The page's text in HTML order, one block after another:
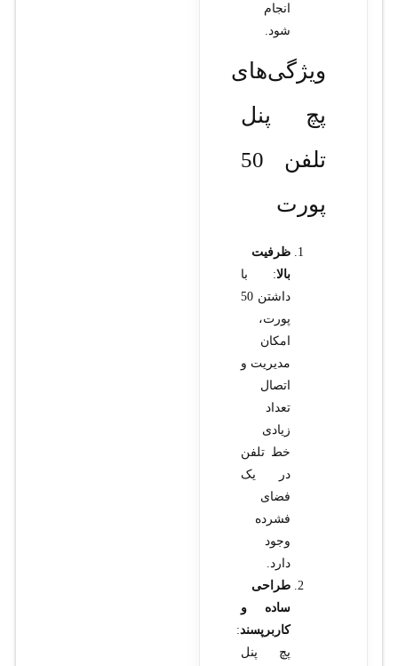
انجام
شود.
ویژگی‌های
پچ پنل
تلفن 50
پورت
ظرفیت
بالا: با
داشتن 50
پورت،
امکان
مدیریت و
اتصال
تعداد
زیادی
خط تلفن
در یک
فضای
فشرده
وجود
دارد.
طراحی
ساده و
کاربرپسند:
پچ پنل